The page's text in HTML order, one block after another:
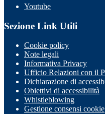
Youtube
Sezione Link Utili
Cookie policy
Note legali
Informativa Privacy
Ufficio Relazioni con il
Dichiarazione di
Obiettivi di accessibilità
Whistleblowing
Gestione consensi cookie